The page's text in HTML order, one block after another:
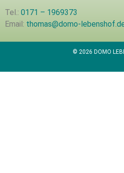
Tel.: 0171 – 1969373
Email: thomas@domo-
© 2026 DOMO